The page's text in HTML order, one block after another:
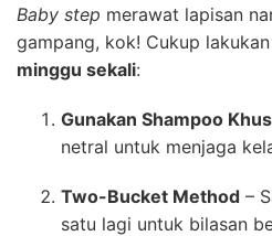
Baby step merawat lapisan
gampang, kok! Cukup
minggu sekali:
Gunakan Shampoo
netral untuk menjaga
Two-Bucket Method –
satu lagi untuk bilasan